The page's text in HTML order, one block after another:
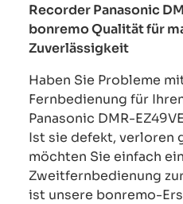
Recorder Panasonic
bonremo Qualität für
Zuverlässigkeit
Haben Sie Probleme
Fernbedienung für
Panasonic DMR-
Ist sie defekt, verloren
möchten Sie einfach
Zweitfernbedienung
ist unsere bonremo-